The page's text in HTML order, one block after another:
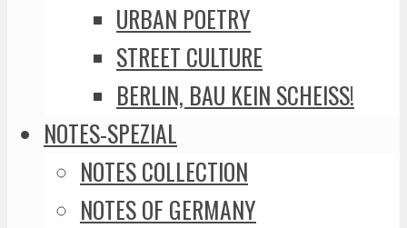
URBAN POETRY
STREET CULTURE
BERLIN, BAU KEIN SCHEISS!
NOTES-SPEZIAL
NOTES COLLECTION
NOTES OF GERMANY